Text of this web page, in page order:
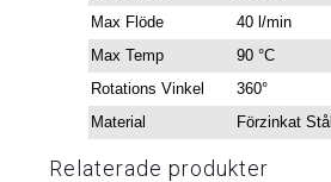
Max Flöde
40 l/min
Max Temp
90 °C
Rotations Vinkel
360°
Material
Förzinkat Stål
Relaterade produkter